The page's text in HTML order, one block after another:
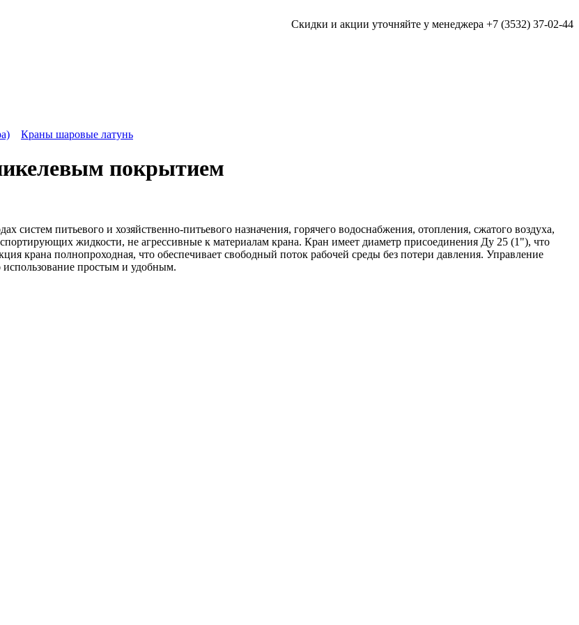
Скидки и акции уточняйте у менеджера +7 (3532) 37-02-44
Краны шаровые латунь
покрытием
систем питьевого и хозяйственно-питьевого назначения, горячего водоснабжения, отопления, сжатого воздуха,
жидкости, не агрессивные к материалам крана. Кран имеет диаметр присоединения Ду 25 (1"), что
крана полнопроходная, что обеспечивает свободный поток рабочей среды без потери давления. Управление
использование простым и удобным.